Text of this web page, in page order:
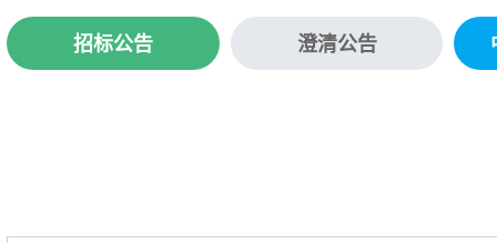
招标公告 澄清公告